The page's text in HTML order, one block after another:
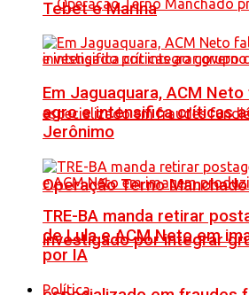
Operação Terno
investigado por integrar
Tebet e Marina
Em Jaguaquara, ACM
agro e intensifica críticas
Jerônimo
TRE-BA manda retirar
de Lula e ACM Neto em
por IA
Política